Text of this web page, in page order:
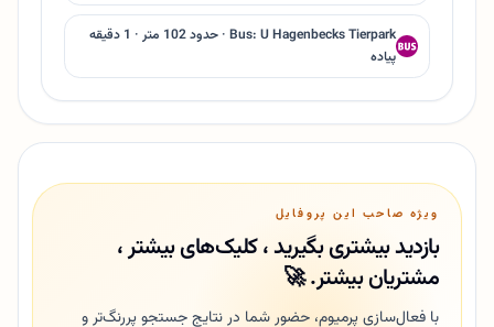
Bus: U Hagenbecks Tierpark · حدود 102 متر · 1 دقیقه
پیاده
ویژه صاحب این پروفایل
بازدید بیشتری بگیرید ، کلیک‌های بیشتر ،
مشتریان بیشتر. 🚀
با فعال‌سازی پرمیوم، حضور شما در نتایج جستجو پررنگ‌تر و